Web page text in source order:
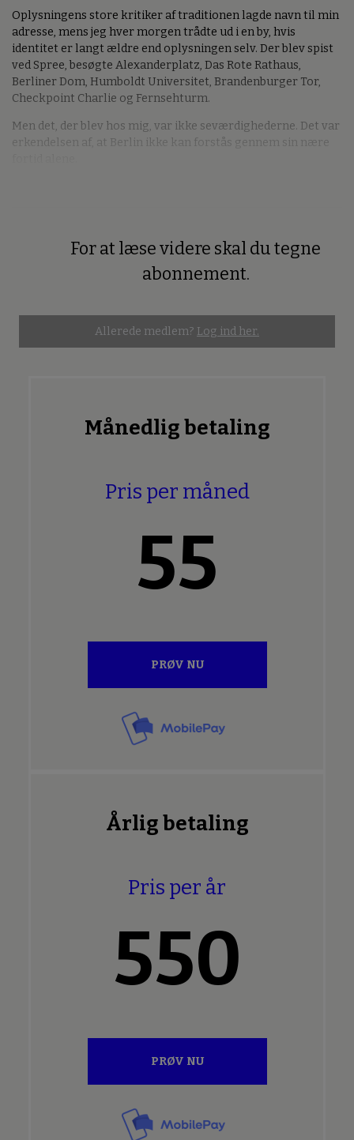
Oplysningens store kritiker af traditionen lagde navn til min
adresse, mens jeg hver morgen trådte ud i en by, hvis
identitet er langt ældre end oplysningen selv. Der blev spist
ved Spree, besøgte Alexanderplatz, Das Rote Rathaus,
Berliner Dom, Humboldt Universitet, Brandenburger Tor,
Checkpoint Charlie og Fernsehturm.
Men det, der blev hos mig, var ikke seværdighederne. Det var
erkendelsen af, at Berlin ikke kan forstås gennem sin nære
For at læse videre skal du tegne
abonnement.
Allerede medlem? Log ind her.
Månedlig betaling
Pris per måned
55
PRØV NU
Årlig betaling
Pris per år
550
PRØV NU